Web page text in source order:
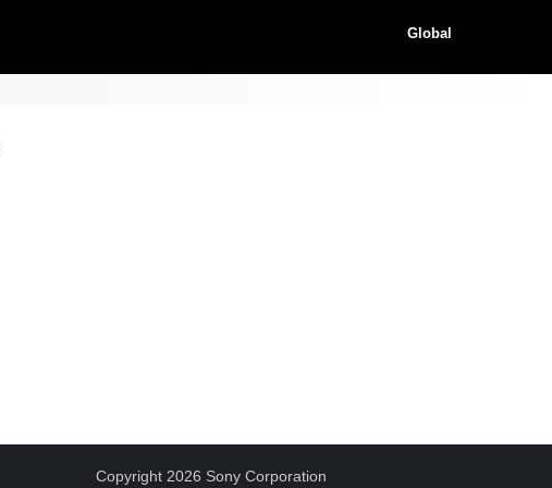
Global
Copyright 2026 Sony Corporation